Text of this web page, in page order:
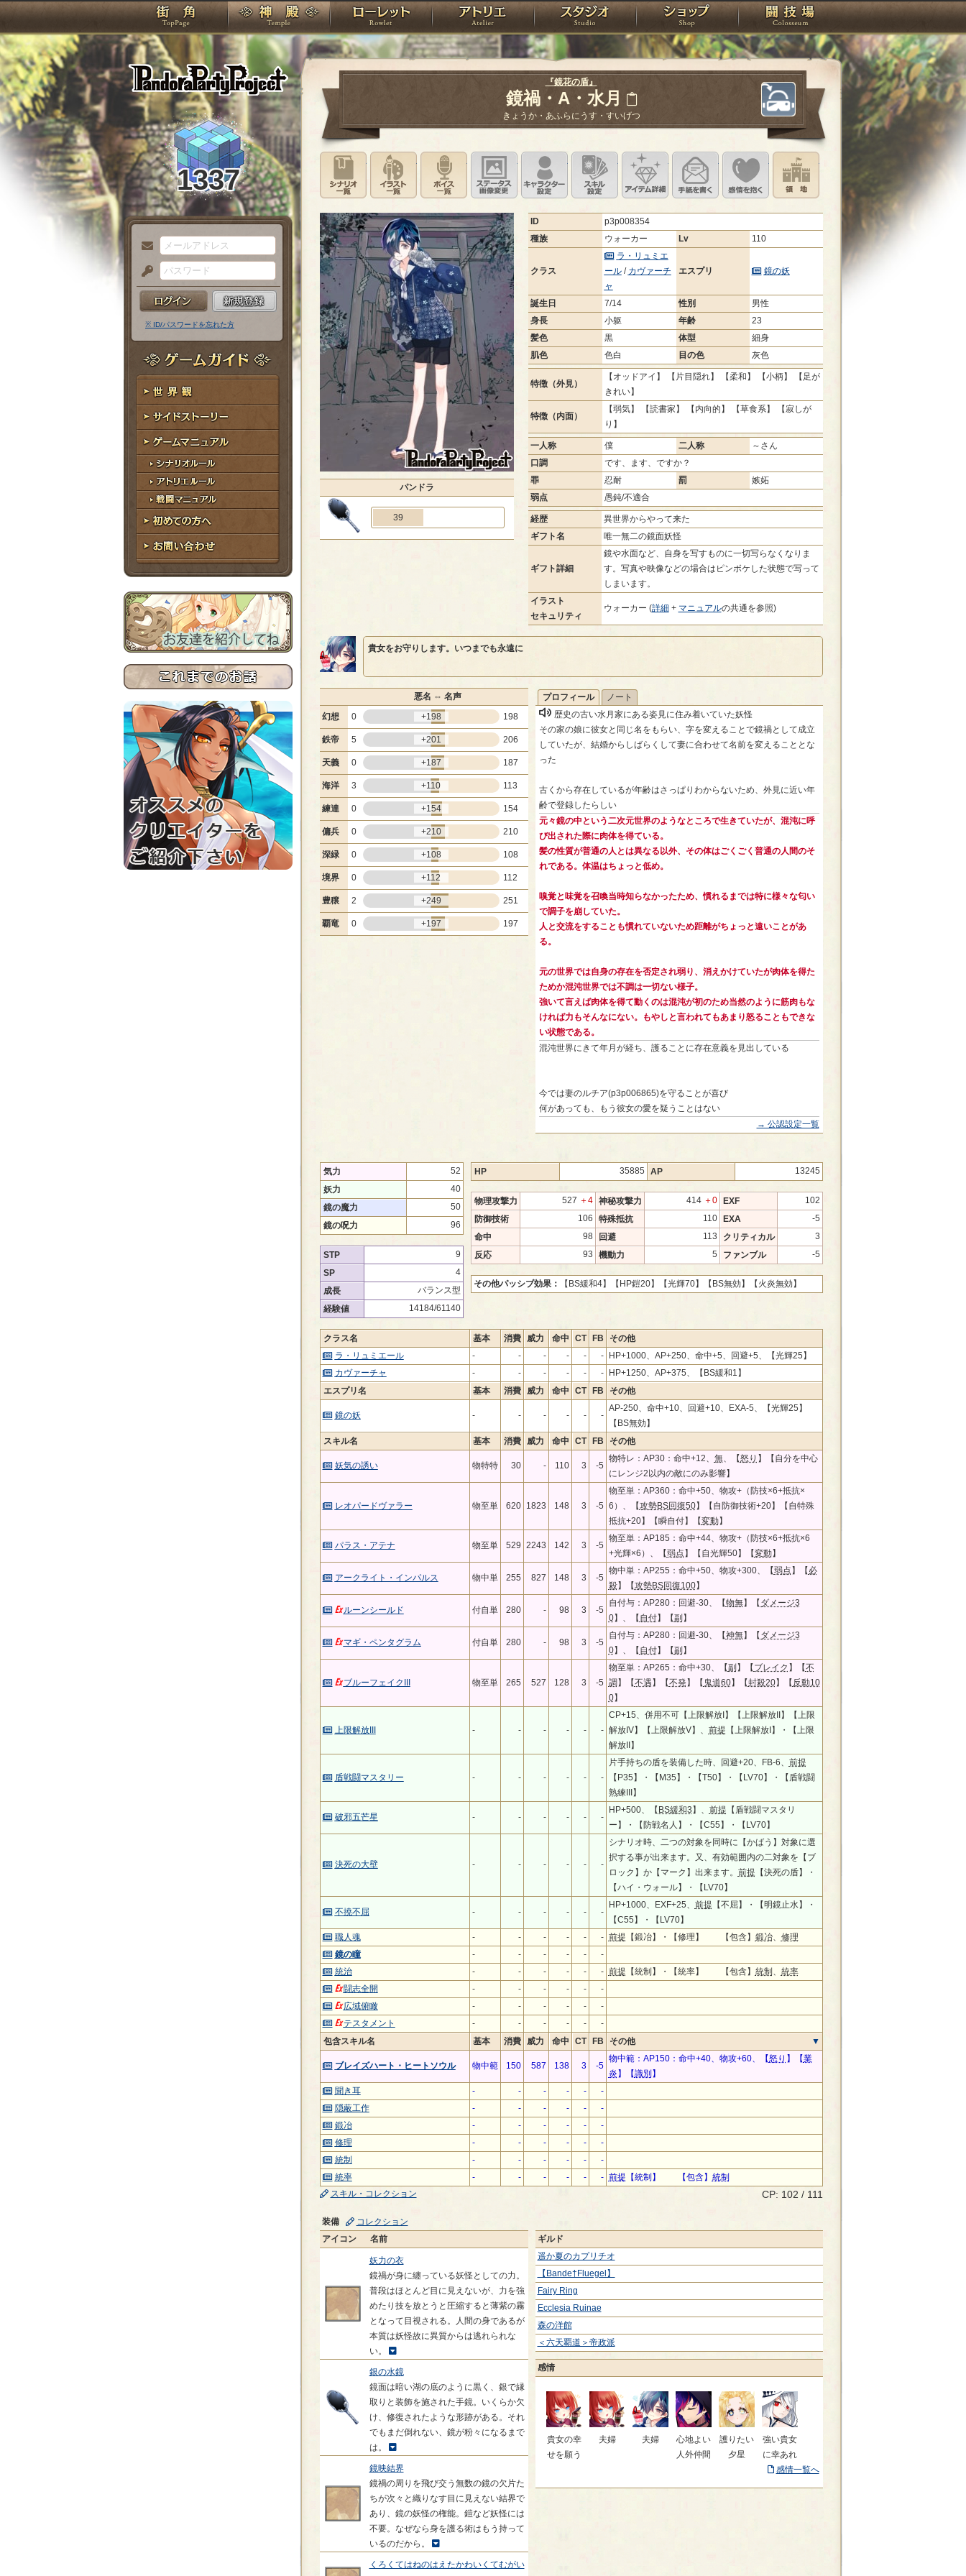
PandoraPartyProject
TOP 神殿 ローレット アトリエ スタジオ ショップ 闘技場
1337
メ
ー
ル
ア
ド
レ
ス
パ
ス
ー
ド
※ ID/パスワードを忘れた方
ゲームガイド
世界観
サイドストーリー
ゲームマニュアル
シナリオルール
アトリエルール
戦闘マニュアル
初めての方へ
お問い合わせ
『鏡花の盾』
鏡禍・A・水月
きょうか・あふらにうす・すいげつ
シナリオ一覧イラスト一覧ボイス一覧 ステータス画像変更キャラクター設定
スキル設定 アイテム詳細手紙を書く このキャラクターに感情を抱く
パンドラ
39
ID
p3p008354
種族
ウォーカー Lv 110
クラス
ラ・リュミエ
ール/ カヴァーチ
ャ
エスプリ 鏡の妖
誕生日 7/14 性別
男性
身長
小躯 年齢
23
髪色
黒 体型
細身
肌色
色白 目の色 灰色
特徴（外見）
【オッドアイ】 【片目隠れ】 【柔和】 【小柄】 【足が
きれい】
特徴（内面）
【弱気】 【読書家】 【内向的】 【草食系】 【寂しが
り】
一人称 僕 二人称
～さん
口調
です、ます、ですか？
罪
忍耐 罰
嫉妬
弱点
愚鈍/不適合
経歴
異世界からやって来た
ギフト名
唯一無二の鏡面妖怪
ギフト詳細
鏡や水面など、自身を写すものに一切写らなくなりま
す。写真や映像などの場合はピンボケした状態で写って
しまいます。
イラスト
セキュリティ
ウォーカー (詳細 + マニュアルの共通を参照)
貴女をお守りします。いつまでも永遠に
悪名 ⇔ 名声
幻想
0 +198 198
鉄帝 5 +201 206
天義 0 +187 187
海洋 3 +110 113
練達 0 +154 154
傭兵 0 +210 210
深緑 0 +108 108
境界 0 +112 112
豊穣 2 +249 251
覇竜 0 +197 197
プロフィール
ノート
歴史の古い水月家にある姿見に住み着いていた妖怪
その家の娘に彼女と同じ名をもらい、字を変えることで鏡禍として成立
していたが、結婚からしばらくして妻に合わせて名前を変えることとな
った
古くから存在しているが年齢はさっぱりわからないため、外見に近い年
齢で登録したらしい
元々鏡の中という二次元世界のようなところで生きていたが、混沌に呼
び出された際に肉体を得ている。
髪の性質が普通の人とは異なる以外、その体はごくごく普通の人間のそ
れである。体温はちょっと低め。
嗅覚と味覚を召喚当時知らなかったため、慣れるまでは特に様々な匂い
で調子を崩していた。
人と交流をすることも慣れていないため距離がちょっと遠いことがあ
る。
元の世界では自身の存在を否定され弱り、消えかけていたが肉体を得た
ためか混沌世界では不調は一切ない様子。
強いて言えば肉体を得て動くのは混沌が初のため当然のように筋肉もな
ければ力もそんなにない。もやしと言われてもあまり怒ることもできな
い状態である。
混沌世界にきて年月が経ち、護ることに存在意義を見出している
今では妻のルチア(p3p006865)を守ることが喜び
何があっても、もう彼女の愛を疑うことはない
→ 公認設定一覧
気力
52
妖力
40
鏡の魔力
50
鏡の呪力
96
STP
9
SP
4
成長
バランス型
経験値
14184/61140
HP 35885 AP 13245
物理攻撃力 527 ＋4 神秘攻撃力 414 ＋0 EXF
102
防御技術
106 特殊抵抗 110 EXA
-5
命中
98 回避 113 クリティカル
3
反応
93 機動力 5 ファンブル -5
その他パッシブ効果： 【BS緩和4】 【HP鎧20】 【光輝70】 【BS無効】 【火炎無効】
クラス名 基本 消費 威力 命中 CT FB
その他
ラ・リュミエール
- - - - - -
HP+1000、AP+250、命中+5、回避+5、【光輝25】
カヴァーチャ
- - - - - -
HP+1250、AP+375、【BS緩和1】
エスプリ名
基本 消費 威力 命中 CT FB その他
鏡の妖 - - - - - -
AP-250、命中+10、回避+10、EXA-5、【光輝25】
【BS無効】
スキル名
基本 消費 威力 命中 CT FB その他
妖気の誘い 物特特 30 - 110 3 -5
物特レ：AP30：命中+12、 無、【怒り 】【自分を中心
にレンジ2以内の敵にのみ影響】
レオパードヴァラー 物至単 620 1823 148 3 -5
物至単：AP360：命中+50、物攻+（防技×6+抵抗×
6）、【攻勢BS回復50】【自防御技術+20】【自特殊
抵抗+20】【瞬自付】【変動】
パラス・アテナ 物至単 529 2243 142 3 -5
物至単：AP185：命中+44、物攻+（防技×6+抵抗×6
+光輝×6）、【弱点 】【自光輝50】【変動】
アークライト・インパルス 物中単 255 827 148 3 -5
物中単：AP255：命中+50、物攻+300、【弱点 】【 必
殺】【攻勢BS回復100】
ルーンシールド 付自単 280 - 98 3 -5
自付与：AP280：回避-30、【物無】【 ダメージ3
0】、【 自付】【副 】
マギ・ペンタグラム 付自単 280 - 98 3 -5
自付与：AP280：回避-30、【神無】【 ダメージ3
0】、【 自付】【副 】
ブルーフェイクIII 物至単 265 527 128 3 -5
物至単：AP265：命中+30、【副 】【 ブレイク 】【不
調 】【不遇 】【不発 】【 鬼道60】【封殺20】【 反動10
0】
上限解放III - - - - - -
CP+15、併用不可【上限解放I】【上限解放II】【上限
解放IV】【上限解放V】、 前提 【上限解放I】・【上限
解放II】
盾戦闘マスタリー - - - - - -
片手持ちの盾を装備した時、回避+20、FB-6、 前提
【P35】・【M35】・【T50】・【LV70】・【盾戦闘
熟練III】
破邪五芒星 - - - - - -
HP+500、【 BS緩和3 】、 前提 【盾戦闘マスタリ
ー】・【防戦名人】・【C55】・【LV70】
決死の大壁 - - - - - -
シナリオ時、二つの対象を同時に【かばう】対象に選
択する事が出来ます。又、有効範囲内の二対象を【ブ
ロック】か【マーク】出来ます。 前提 【決死の盾】・
【ハイ・ウォール】・【LV70】
不撓不屈 - - - - - -
HP+1000、EXF+25、 前提 【不屈】・【明鏡止水】・
【C55】・【LV70】
職人魂
- - - - - - 前提 【鍛冶】・【修理】 【包含】 鍛冶、 修理
鏡の瞳
- - - - -
-
統治
- - - - - - 前提 【統制】・【統率】 【包含】 統制 、 統率
闘志全開
- - - - -
-
広域俯瞰
- - - - -
-
テスタメント
- - - - -
-
包含スキル名
基本 消費 威力 命中 CT FB その他
ブレイズハート・ヒートソウル 物中範 150 587 138 3 -5
物中範：AP150：命中+40、物攻+60、【怒り 】【業
炎 】【識別 】
聞き耳
- - - - -
-
隠蔽工作
- - - - -
-
鍛冶
- - - - -
-
修理
- - - - -
-
統制
- - - - -
-
統率
- - - - - - 前提 【統制】 【包含】 統制
スキル・コレクション
CP: 102 / 111
装備
コレクション
アイコン
名前
妖力の衣
鏡禍が身に纏っている妖怪としての力。
普段はほとんど目に見えないが、力を強
めたり技を放とうと圧縮すると薄紫の霧
となって目視される。人間の身であるが
本質は妖怪故に異質からは逃れられな
い。
銀の水鏡
鏡面は暗い湖の底のように黒く、銀で縁
取りと装飾を施された手鏡。いくらか欠
け、修復されたような形跡がある。それ
でもまだ倒れない、鏡が粉々になるまで
は。
鏡映結界
鏡禍の周りを飛び交う無数の鏡の欠片た
ちが次々と織りなす目に見えない結界で
あり、鏡の妖怪の権能。鎧など妖怪には
不要。なぜなら身を護る術はもう持って
いるのだから。
くろくてはねのはえたかわいくてむがい
ギルド
遥か夏のカプリチオ
【Bande†Fluegel】
Fairy Ring
Ecclesia Ruinae
森の洋館
＜六天覇道＞帝政派
感情
貴女の幸
せを願う
夫婦 夫婦
心地よい
人外仲間
護りたい
夕星
強い貴女
に幸あれ
感情一覧へ